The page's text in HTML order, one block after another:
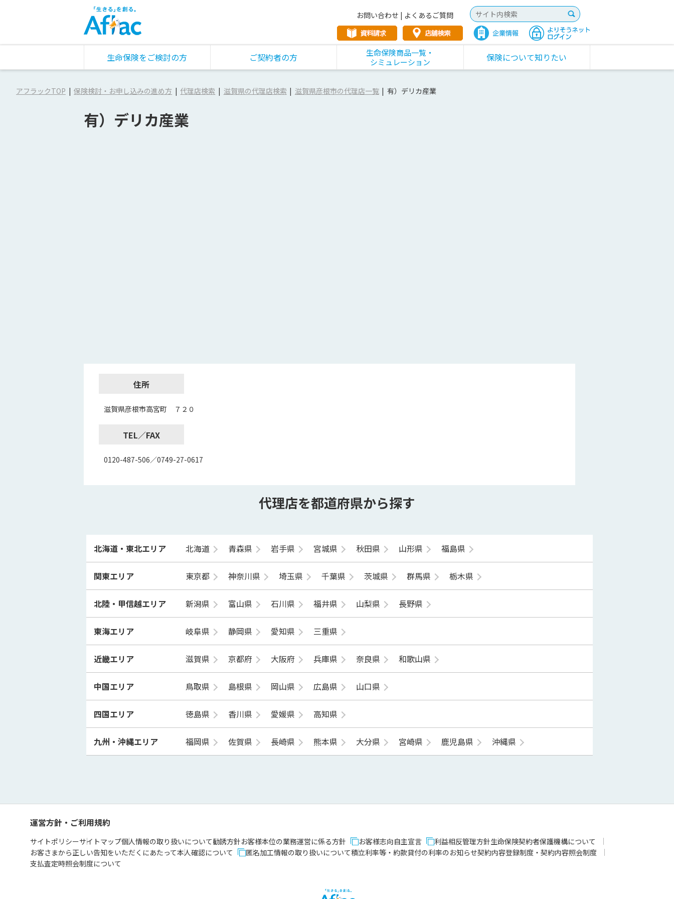
お問い合わせ | よくあるご質問
生命保険をご検討の方 ご契約者の方
生命保険商品一覧・
シミュレーション
保険について知りたい
アフラックTOP 保険検討・お申し込みの進め方 代理店検索 滋賀県の代理店検索 滋賀県彦根市の代理店一覧 有）デリカ産業
有）デリカ産業
住所
滋賀県彦根市高宮町 ７２０
TEL／FAX
0120-487-506／0749-27-0617
代理店を都道府県から探す
北海道・東北エリア 北海道 青森県 岩手県 宮城県 秋田県 山形県 福島県
関東エリア 東京都 神奈川県 埼玉県 千葉県 茨城県 群馬県 栃木県
北陸・甲信越エリア 新潟県 富山県 石川県 福井県 山梨県 長野県
東海エリア 岐阜県 静岡県 愛知県 三重県
近畿エリア 滋賀県 京都府 大阪府 兵庫県 奈良県 和歌山県
中国エリア 鳥取県 島根県 岡山県 広島県 山口県
四国エリア 徳島県 香川県 愛媛県 高知県
九州・沖縄エリア 福岡県 佐賀県 長崎県 熊本県 大分県 宮崎県 鹿児島県 沖縄県
運営方針・ご利用規約
サイトポリシーサイトマップ個人情報の取り扱いについて勧誘方針お客様本位の業務運営に係る方針 お客様志向自主宣言 利益相反管理方針生命保険契約者保護機構について
お客さまから正しい告知をいただくにあたって本人確認について 匿名加工情報の取り扱いについて積立利率等・約款貸付の利率のお知らせ契約内容登録制度・契約内容照会制度
支払査定時照会制度について